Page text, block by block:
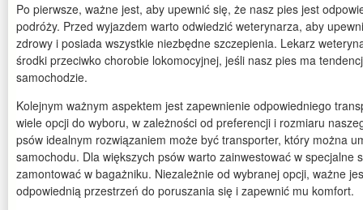
Po pierwsze, ważne jest, aby upewnić się, że nasz pies jest
podróży. Przed wyjazdem warto odwiedzić weterynarza, aby
zdrowy i posiada wszystkie niezbędne szczepienia. Lekarz
środki przeciwko chorobie lokomocyjnej, jeśli nasz pies ma
samochodzie.
Kolejnym ważnym aspektem jest zapewnienie odpowiedniego
wiele opcji do wyboru, w zależności od preferencji i rozmiaru
psów idealnym rozwiązaniem może być transporter, który można
samochodu. Dla większych psów warto zainwestować w specjalne
zamontować w bagażniku. Niezależnie od wybranej opcji, ważne
odpowiednią przestrzeń do poruszania się i zapewnić mu komfort.